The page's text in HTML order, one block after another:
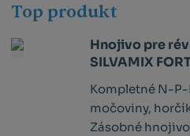
Top produkt
Hnojivo pre
SILVAMIX
Kompletné N-
močoviny,
Zásobné